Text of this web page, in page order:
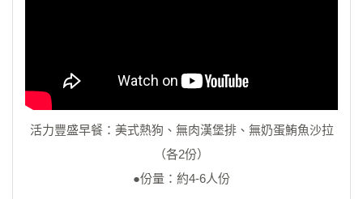
活力豐盛早餐：美式熱狗、無肉漢堡排、無奶蛋鮪魚沙拉
（各2份）
●份量：約4-6人份